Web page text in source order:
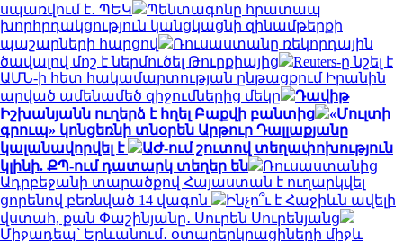
սպառվում է․ ՊԵԿ
Պենտագոնը հրատապ
խորհրդակցություն կանցկացնի զինամթերքի
պաշարների հարցով
Ռուսաստանը ռեկորդային
ծավալով մոշ է ներմուծել Թուրքիայից
Reuters-ը նշել է
ԱՄՆ-ի հետ հակամարտության ընթացքում Իրանին
արված ամենամեծ զիջումներից մեկը
Դավիթ
Իշխանյանն ուղերձ է հղել Բաքվի բանտից
«Մուլտի
գրուպ» կոնցեռնի տնօրեն Արթուր Դալլաքյանը
կալանավորվել է
ԱԺ-ում շուտով տեղափոխություն
կլինի. ՔՊ-ում դատարկ տեղեր են
Ռուսաստանից
Ադրբեջանի տարածքով Հայաստան է ուղարկվել
ցորենով բեռնված 14 վագոն
Ինչո՞ւ է Հաջիևն ավելի
վստահ, քան Փաշինյանը․ Սուրեն Սուրենյանց
Միջադեպ՝ Երևանում․ օտարերկրացիների միջև